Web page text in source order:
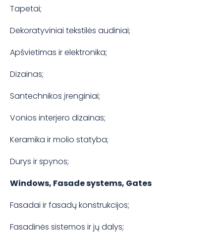
Tapetai;
Dekoratyviniai tekstilės audiniai;
Apšvietimas ir elektronika;
Dizainas;
Santechnikos įrenginiai;
Vonios interjero dizainas;
Keramika ir molio statyba;
Durys ir spynos;
Windows, Fasade systems, Gates
Fasadai ir fasadų konstrukcijos;
Fasadinės sistemos ir jų dalys;